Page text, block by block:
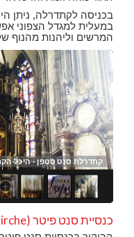
בכניסה לקתדרלה, ניתן
במעלית למגדל הצפוני
המרשים וליהנות מהנוף
קתדרלת סנט סטפן - אחד
כנסיית סנט פיטר (Peterskirche)